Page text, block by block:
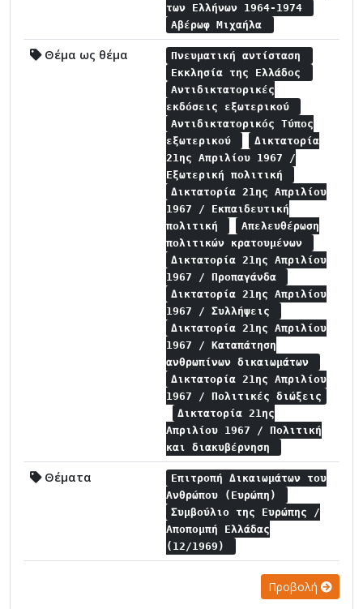
των Ελλήνων 1964-1974
Αβέρωφ Μιχαήλα
Θέμα ως θέμα
Πνευματική αντίσταση
Εκκλησία της Ελλάδος
Αντιδικτατορικές
εκδόσεις εξωτερικού
Αντιδικτατορικός Τύπος
εξωτερικού
Δικτατορία
21ης Απριλίου 1967 /
Εξωτερική πολιτική
Δικτατορία 21ης Απριλίου
1967 / Εκπαιδευτική
πολιτική
Απελευθέρωση
πολιτικών κρατουμένων
Δικτατορία 21ης Απριλίου
1967 / Προπαγάνδα
Δικτατορία 21ης Απριλίου
1967 / Συλλήψεις
Δικτατορία 21ης Απριλίου
1967 / Καταπάτηση
ανθρωπίνων δικαιωμάτων
Δικτατορία 21ης Απριλίου
1967 / Πολιτικές διώξεις
Δικτατορία 21ης
Απριλίου 1967 / Πολιτική
και διακυβέρνηση
Θέματα
Επιτροπή Δικαιωμάτων του
Ανθρώπου (Ευρώπη)
Συμβούλιο της Ευρώπης /
Αποπομπή Ελλάδας
(12/1969)
Προβολή